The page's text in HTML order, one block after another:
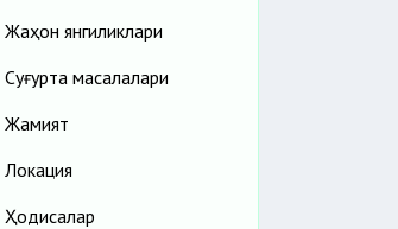
Жаҳон янгиликлари
Cуғурта масалалари
Жамият
Локация
Ҳодисалар